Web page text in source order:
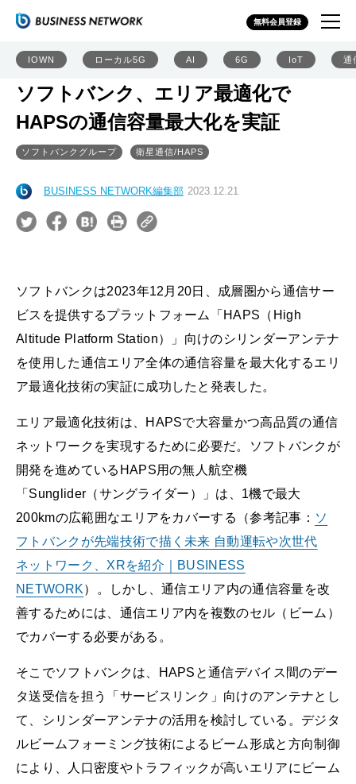
無料会員登録
IOWN ローカル5G AI 6G IoT 通
ソフトバンク、エリア最適化で
HAPSの通信容量最大化を実証
ソフトバンクグループ 衛星通信/HAPS
BUSINESS NETWORK編集部 2023.12.21
ソフトバンクは2023年12月20日、成層圏から通信サー
ビスを提供するプラットフォーム「HAPS（High
Altitude Platform Station）」向けのシリンダーアンテナ
を使用した通信エリア全体の通信容量を最大化するエリ
ア最適化技術の実証に成功したと発表した。
エリア最適化技術は、HAPSで大容量かつ高品質の通信
ネットワークを実現するために必要だ。ソフトバンクが
開発を進めているHAPS用の無人航空機
「Sunglider（サングライダー）」は、1機で最大
200kmの広範囲なエリアをカバーする（参考記事： ソ
フトバンクが先端技術で描く未来 自動運転や次世代
ネットワーク、XRを紹介｜BUSINESS
NETWORK）。しかし、通信エリア内の通信容量を改
善するためには、通信エリア内を複数のセル（ビーム）
でカバーする必要がある。
そこでソフトバンクは、HAPSと通信デバイス間のデー
タ送受信を担う「サービスリンク」向けのアンテナとし
て、シリンダーアンテナの活用を検討している。デジタ
ルビームフォーミング技術によるビーム形成と方向制御
により、人口密度やトラフィックが高いエリアにビーム